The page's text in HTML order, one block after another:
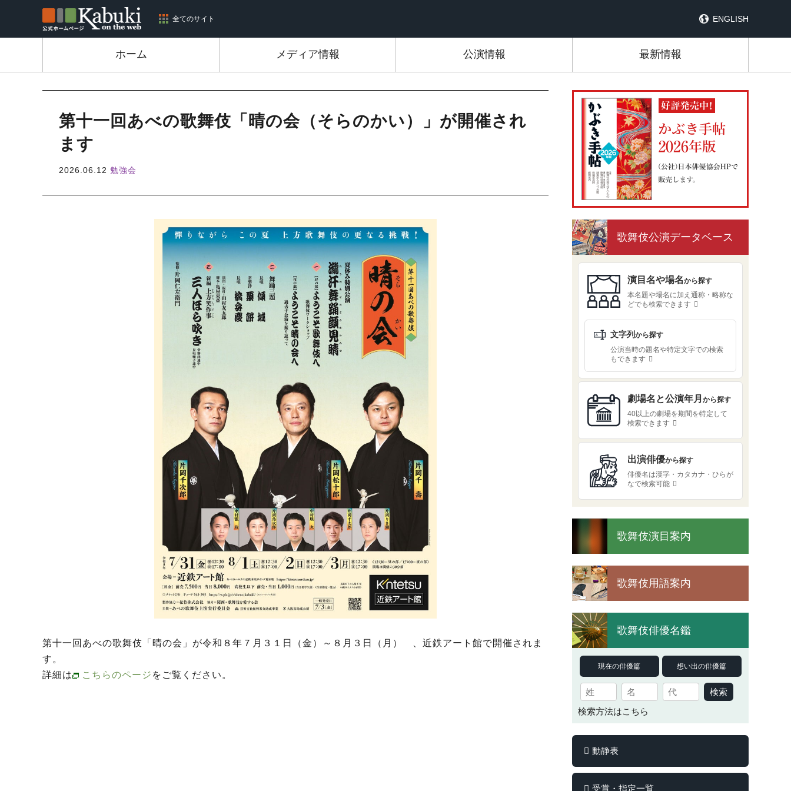
全てのサイト ENGLISH
ホーム メディア情報 公演情報 最新情報
第十一回あべの歌舞伎「晴の会（そらのかい）」が開催され
ます
2026.06.12 勉強会
第十一回あべの歌舞伎「晴の会」が令和８年７月３１日（金）～８月３日（月） 、近鉄アート館で開催されま
す。
詳細は
こちらのページ をご覧ください。
歌舞伎公演データベース
演目名や場名から探す
本名題や場名に加え通称・略称な
どでも検索できます
文字列 から探す
公演当時の題名や特定文字での検索
もできます
劇場名と公演年月 から探す
40以上の劇場を期間を特定して
検索できます
出演俳優から探す
俳優名は漢字・カタカナ・ひらが
なで検索可能
歌舞伎演目案内
歌舞伎用語案内
歌舞伎俳優名鑑
現在の俳優篇 想い出の俳優篇
検索
検索方法はこちら
動静表
受賞・指定一覧